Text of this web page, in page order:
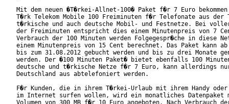
Mit dem neuen �T�rkei-Allnet-100� Paket f�r 7 Euro bekommen
T�rk Telekom Mobile 100 Freiminuten f�r Telefonate aus
t�rkische und auch deutsche Mobil- und Festnetze. Bei
der Freiminuten entspricht dies einem Minutenpreis von 7
Verbrauch der 100 Minuten werden Folgegespr�che in diese
einem Minutenpreis von 15 Cent berechnet. Das Paket kann
bis zum 31.08.2012 gebucht werden und bis zu drei Monate
werden. Der �100 Minuten Paket� bietet ebenfalls 100
deutsche und t�rkische Netze f�r 7 Euro, kann allerdings
Deutschland aus abtelefoniert werden.
F�r Kunden, die in ihrem T�rkei-Urlaub mit ihrem Handy oder
im Internet surfen wollen, wird ein monatliches Datenpaket
Volumen von 300 MB f�r 10 Euro angeboten. Nach Verbrauch